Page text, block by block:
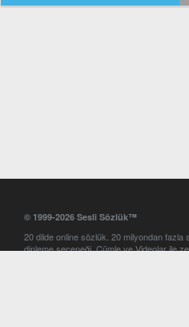
© 1999-2026 Sesli Sözlük™
20 dilde online sözlük. 20 milyondan fazla
dinleme seçeneği. Cümle ve Videolar ile